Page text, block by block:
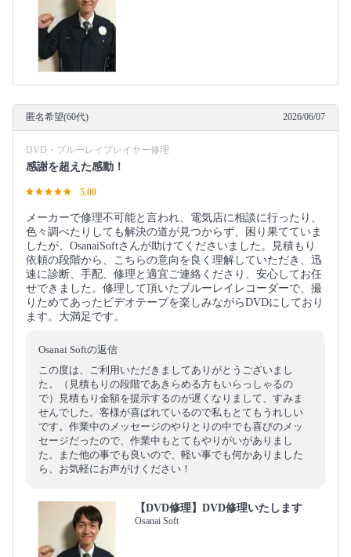
匿名希望(60代) 2026/06/07
DVD・ブルーレイプレイヤー修理
感謝を超えた感動！
5.00
メーカーで修理不可能と言われ、電気店に相談に行ったり、
色々調べたりしても解決の道が見つからず、困り果てていま
したが、OsanaiSoftさんが助けてくださいました。見積もり
依頼の段階から、こちらの意向を良く理解していただき、迅
速に診断、手配、修理と適宜ご連絡くださり、安心してお任
せできました。修理して頂いたブルーレイレコーダーで、撮
りためてあったビデオテープを楽しみながらDVDにしており
ます。大満足です。
Osanai Softの返信
この度は、ご利用いただきましてありがとうございまし
た。（見積もりの段階であきらめる方もいらっしゃるの
で）見積もり金額を提示するのが遅くなりまして、すみま
せんでした。客様が喜ばれているので私もとてもうれしい
です。作業中のメッセージのやりとりの中でも喜びのメッ
セージだったので、作業中もとてもやりがいがありまし
た。また他の事でも良いので、軽い事でも何かありました
ら、お気軽にお声がけください！
【DVD修理】DVD修理いたします
Osanai Soft